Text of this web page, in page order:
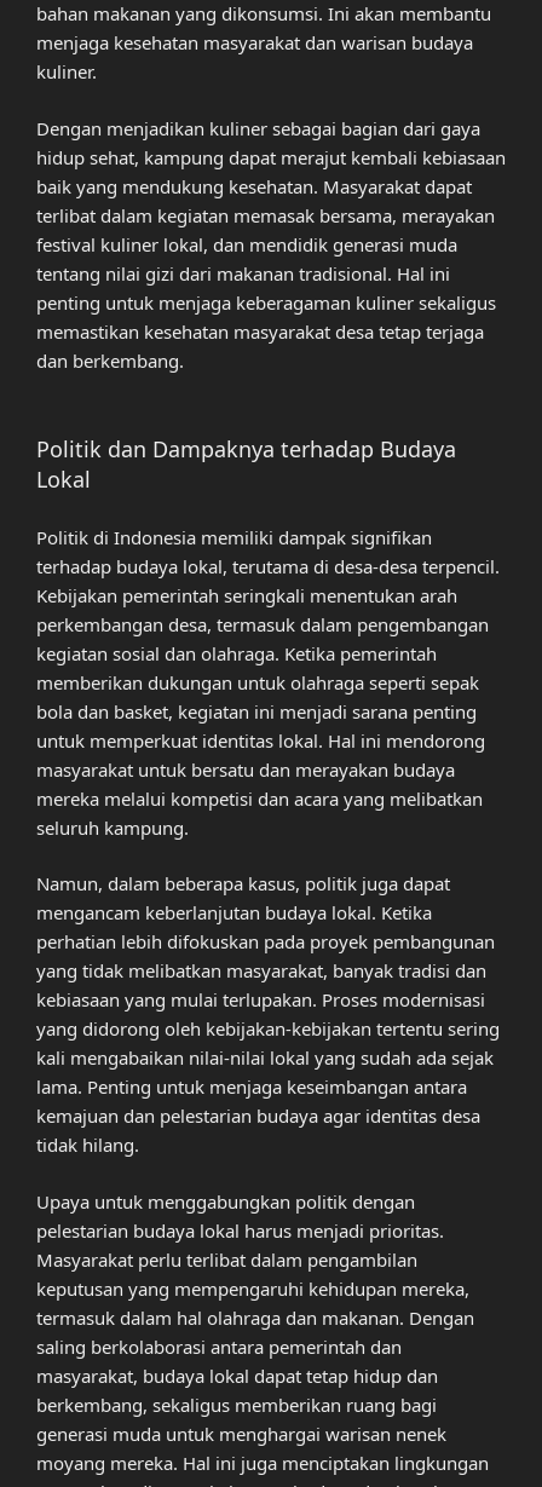
bahan makanan yang dikonsumsi. Ini akan membantu
menjaga kesehatan masyarakat dan warisan budaya
kuliner.
Dengan menjadikan kuliner sebagai bagian dari gaya
hidup sehat, kampung dapat merajut kembali kebiasaan
baik yang mendukung kesehatan. Masyarakat dapat
terlibat dalam kegiatan memasak bersama, merayakan
festival kuliner lokal, dan mendidik generasi muda
tentang nilai gizi dari makanan tradisional. Hal ini
penting untuk menjaga keberagaman kuliner sekaligus
memastikan kesehatan masyarakat desa tetap terjaga
dan berkembang.
Politik dan Dampaknya terhadap Budaya
Lokal
Politik di Indonesia memiliki dampak signifikan
terhadap budaya lokal, terutama di desa-desa terpencil.
Kebijakan pemerintah seringkali menentukan arah
perkembangan desa, termasuk dalam pengembangan
kegiatan sosial dan olahraga. Ketika pemerintah
memberikan dukungan untuk olahraga seperti sepak
bola dan basket, kegiatan ini menjadi sarana penting
untuk memperkuat identitas lokal. Hal ini mendorong
masyarakat untuk bersatu dan merayakan budaya
mereka melalui kompetisi dan acara yang melibatkan
seluruh kampung.
Namun, dalam beberapa kasus, politik juga dapat
mengancam keberlanjutan budaya lokal. Ketika
perhatian lebih difokuskan pada proyek pembangunan
yang tidak melibatkan masyarakat, banyak tradisi dan
kebiasaan yang mulai terlupakan. Proses modernisasi
yang didorong oleh kebijakan-kebijakan tertentu sering
kali mengabaikan nilai-nilai lokal yang sudah ada sejak
lama. Penting untuk menjaga keseimbangan antara
kemajuan dan pelestarian budaya agar identitas desa
tidak hilang.
Upaya untuk menggabungkan politik dengan
pelestarian budaya lokal harus menjadi prioritas.
Masyarakat perlu terlibat dalam pengambilan
keputusan yang mempengaruhi kehidupan mereka,
termasuk dalam hal olahraga dan makanan. Dengan
saling berkolaborasi antara pemerintah dan
masyarakat, budaya lokal dapat tetap hidup dan
berkembang, sekaligus memberikan ruang bagi
generasi muda untuk menghargai warisan nenek
moyang mereka. Hal ini juga menciptakan lingkungan